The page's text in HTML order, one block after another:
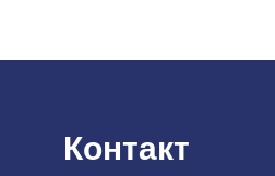
Контакт